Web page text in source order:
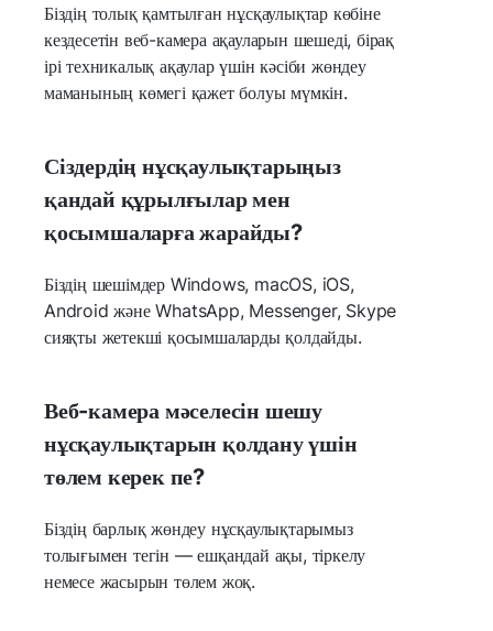
Біздің толық қамтылған нұсқаулықтар көбіне
кездесетін веб-камера ақауларын шешеді, бірақ
ірі техникалық ақаулар үшін кәсіби жөндеу
маманының көмегі қажет болуы мүмкін.
Сіздердің нұсқаулықтарыңыз
қандай құрылғылар мен
қосымшаларға жарайды?
Біздің шешімдер Windows, macOS, iOS,
Android және WhatsApp, Messenger, Skype
сияқты жетекші қосымшаларды қолдайды.
Веб-камера мәселесін шешу
нұсқаулықтарын қолдану үшін
төлем керек пе?
Біздің барлық жөндеу нұсқаулықтарымыз
толығымен тегін — ешқандай ақы, тіркелу
немесе жасырын төлем жоқ.